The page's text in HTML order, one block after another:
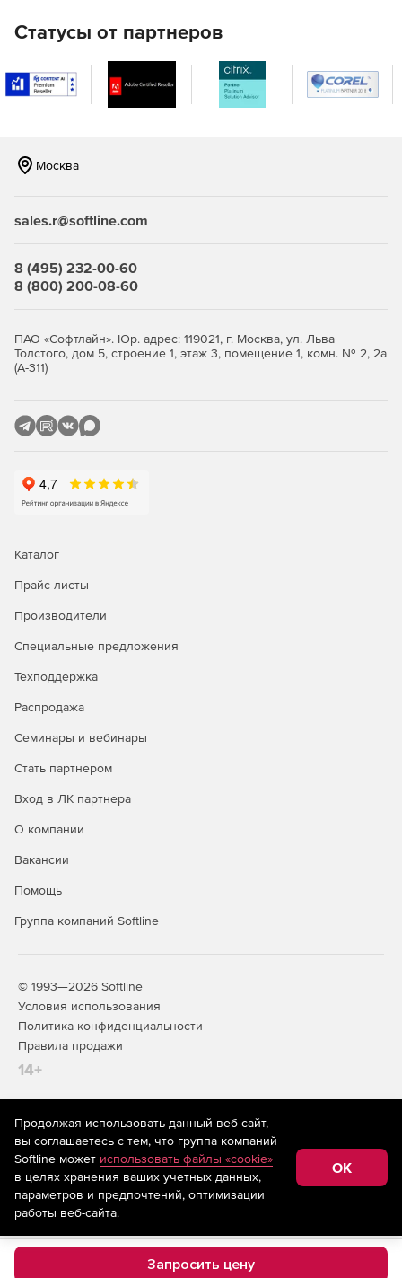
Статусы от партнеров
Запросить цену
Москва
sales.r@softline.com
8 (495) 232-00-60
8 (800) 200-08-60
ПАО «Софтлайн». Юр. адрес: 119021, г. Москва, ул. Льва
Толстого, дом 5, строение 1, этаж 3, помещение 1, комн. № 2, 2а
(А-311)
Каталог
Прайс-листы
Производители
Специальные предложения
Техподдержка
Распродажа
Семинары и вебинары
Стать партнером
Вход в ЛК партнера
О компании
Вакансии
Помощь
Группа компаний Softline
© 1993—2026 Softline
Условия использования
Политика конфиденциальности
Правила продажи
14+
На информационном ресурсе store.softline.ru применяются
рекомендательные технологии(информационные технологии
предоставления информации на основе сбора,
систематизации и анализа сведений, относящихся к
предпочтениям пользователей сети «Интернет»,
находящихся на территории Российской Федерации)
Продолжая использовать данный веб-сайт,
вы соглашаетесь с тем, что группа компаний
Softline может использовать файлы «cookie»
в целях хранения ваших учетных данных,
параметров и предпочтений, оптимизации
работы веб-сайта.
OK